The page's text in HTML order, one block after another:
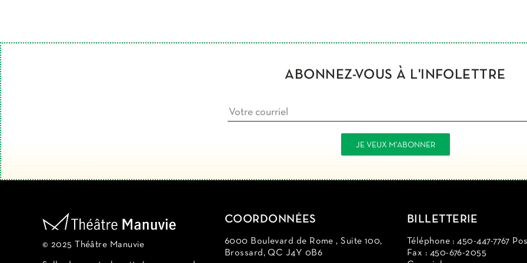
ABONNEZ-VOUS À L'INFOLETTRE
© 2025 Théâtre Manuvie
COORDONNÉES
6000 Boulevard de Rome , Suite 100,
Brossard, QC J4Y 0B6
BILLETTERIE
Téléphone : 450-447-7767
Fax : 450-676-2055